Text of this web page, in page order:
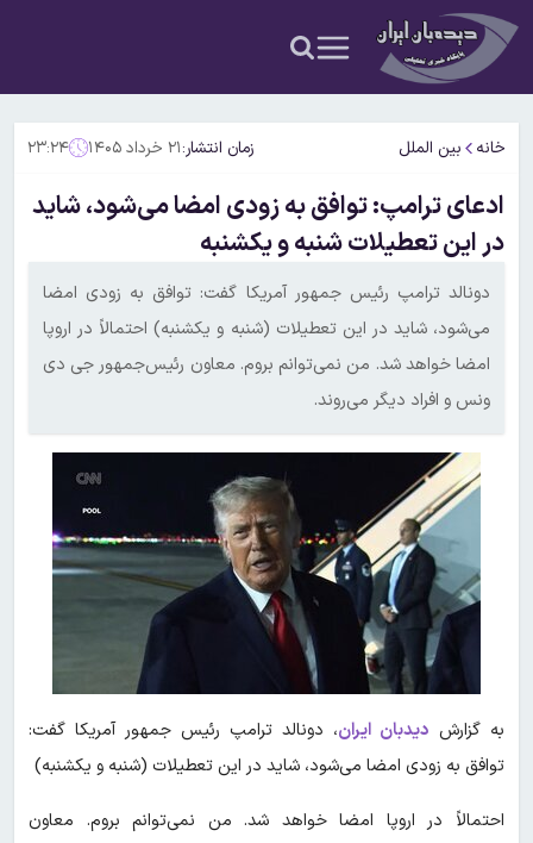
خانه بین الملل زمان انتشار:۲۱ خرداد ۱۴۰۵ ۲۳:۲۴
ادعای ترامپ: توافق به زودی امضا می‌شود، شاید
در این تعطیلات شنبه و یکشنبه
دونالد ترامپ رئیس جمهور آمریکا گفت: توافق به زودی امضا
می‌شود، شاید در این تعطیلات (شنبه و یکشنبه) احتمالاً در اروپا
امضا خواهد شد. من نمی‌توانم بروم. معاون رئیس‌جمهور جی دی
ونس و افراد دیگر می‌روند.
به گزارش دیدبان ایران، دونالد ترامپ رئیس جمهور آمریکا گفت:
توافق به زودی امضا می‌شود، شاید در این تعطیلات (شنبه و یکشنبه)
احتمالاً در اروپا امضا خواهد شد. من نمی‌توانم بروم. معاون